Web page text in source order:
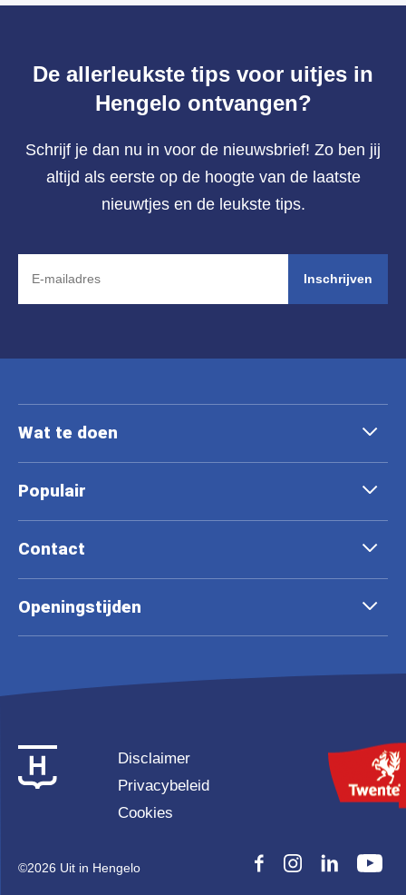
De allerleukste tips voor uitjes in
Hengelo ontvangen?
Schrijf je dan nu in voor de nieuwsbrief! Zo ben jij
altijd als eerste op de hoogte van de laatste
nieuwtjes en de leukste tips.
Inschrijven
Wat te doen
Populair
Contact
Openingstijden
Disclaimer
Privacybeleid
Cookies
©2026 Uit in Hengelo